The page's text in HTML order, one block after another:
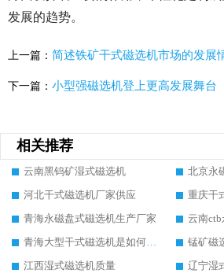
发展的趋势。
上一篇： 简述铁矿干式磁选机市场的发展
下一篇： 小型强磁选机登上更高发展舞台
相关推荐
云南黑钨矿湿式磁选机
北京永
河北干式磁选机厂家供应
重庆干
青海永磁盘式磁选机生产厂家
云南
青海大型干式磁选机是如何选矿的
锰矿磁
江西湿式磁选机质量
辽宁湿